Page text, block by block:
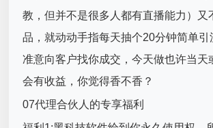
教，但并不是很多人都有直播能力）又
品，就动动手指每天抽个20分钟简单引
准意向客户找你成交，今天做也许当天
会有收益，你觉得香不香？
07代理合伙人的专享福利